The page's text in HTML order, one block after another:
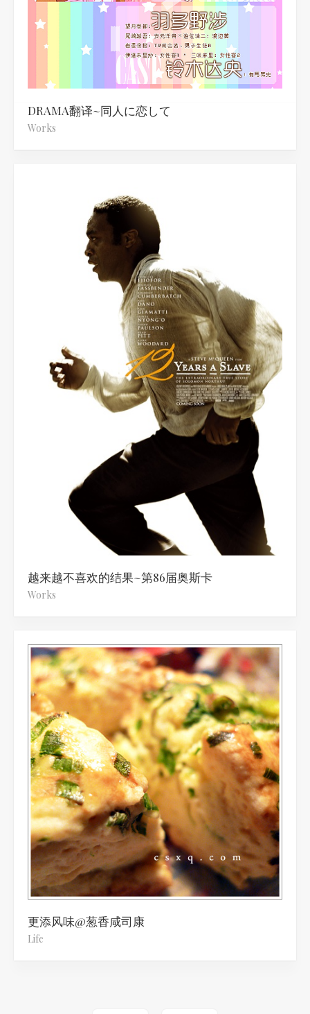
DRAMA翻译~同人に恋して
Works
越来越不喜欢的结果~第86届奥斯卡
Works
更添风味@葱香咸司康
Life